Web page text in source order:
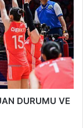
DURUMU VE